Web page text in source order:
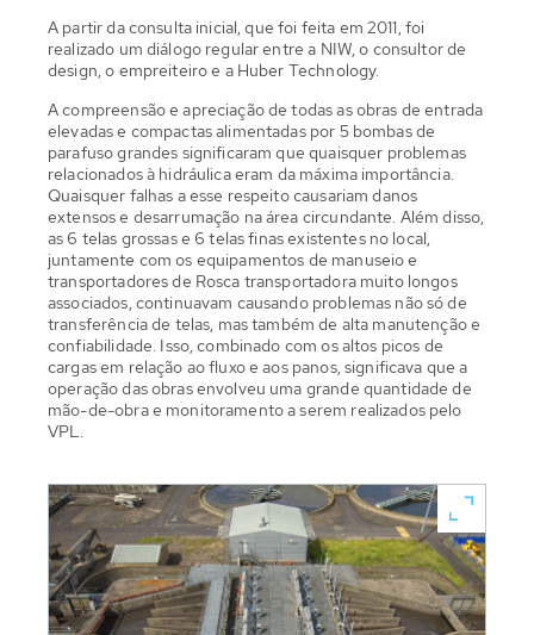
A partir da consulta inicial, que foi feita em 2011, foi
realizado um diálogo regular entre a NIW, o consultor de
design, o empreiteiro e a Huber Technology.
A compreensão e apreciação de todas as obras de entrada
elevadas e compactas alimentadas por 5 bombas de
parafuso grandes significaram que quaisquer problemas
relacionados à hidráulica eram da máxima importância.
Quaisquer falhas a esse respeito causariam danos
extensos e desarrumação na área circundante. Além disso,
as 6 telas grossas e 6 telas finas existentes no local,
juntamente com os equipamentos de manuseio e
transportadores de Rosca transportadora muito longos
associados, continuavam causando problemas não só de
transferência de telas, mas também de alta manutenção e
confiabilidade. Isso, combinado com os altos picos de
cargas em relação ao fluxo e aos panos, significava que a
operação das obras envolveu uma grande quantidade de
mão-de-obra e monitoramento a serem realizados pelo
VPL.